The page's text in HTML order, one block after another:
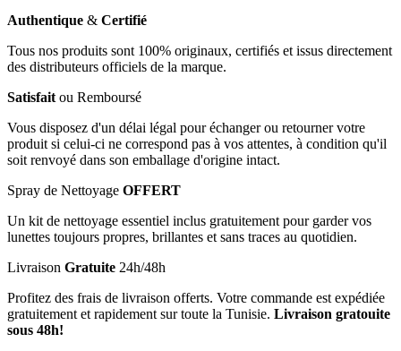
Authentique & Certifié
Tous nos produits sont 100% originaux, certifiés et issus directement
des distributeurs officiels de la marque.
Satisfait ou Remboursé
Vous disposez d'un délai légal pour échanger ou retourner votre
produit si celui-ci ne correspond pas à vos attentes, à condition qu'il
soit renvoyé dans son emballage d'origine intact.
Spray de Nettoyage OFFERT
Un kit de nettoyage essentiel inclus gratuitement pour garder vos
lunettes toujours propres, brillantes et sans traces au quotidien.
Livraison Gratuite 24h/48h
Profitez des frais de livraison offerts. Votre commande est expédiée
gratuitement et rapidement sur toute la Tunisie. Livraison gratouite
sous 48h!